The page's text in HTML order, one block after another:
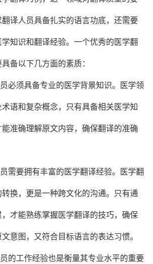
译人员具备扎实的语言功底，还需要
知识和翻译经验。一个优秀的医学翻
备以下几方面的素质：
必须具备专业的医学背景知识。医学领
语和复杂概念，只有具备相关医学知
准确理解原文内容，确保翻译的准确
需要拥有丰富的医学翻译经验。医学翻
换，更是一种跨文化的沟通。只有通
才能熟练掌握医学翻译的技巧，确保
意图，又符合目标语言的表达习惯。
的工作经验也是衡量其专业水平的重要